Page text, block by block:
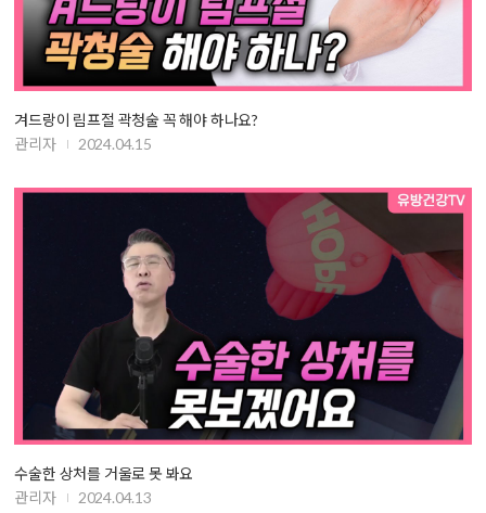
겨드랑이 림프절 곽청술 꼭 해야 하나요?
관리자
2024.04.15
수술한 상처를 거울로 못 봐요
관리자
2024.04.13